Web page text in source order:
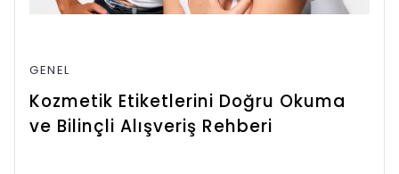
GENEL
Kozmetik Etiketlerini Doğru Okuma
ve Bilinçli Alışveriş Rehberi